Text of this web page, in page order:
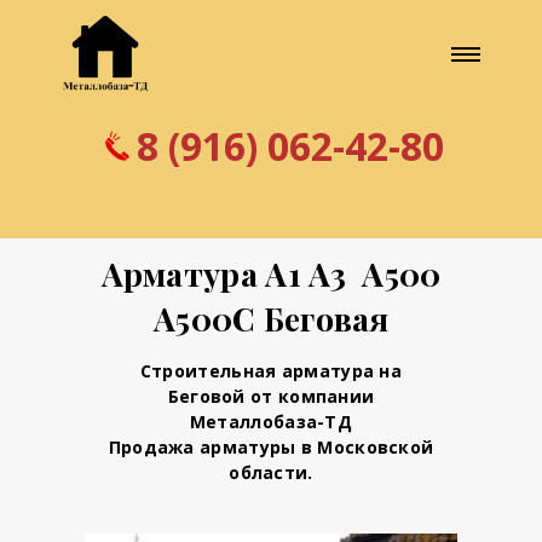
8 (916) 062-42-80
Арматура А1 А3 А500
А500С Беговая
Строительная арматура на
Беговой от компании
Металлобаза-ТД
Продажа арматуры в Московской
области.